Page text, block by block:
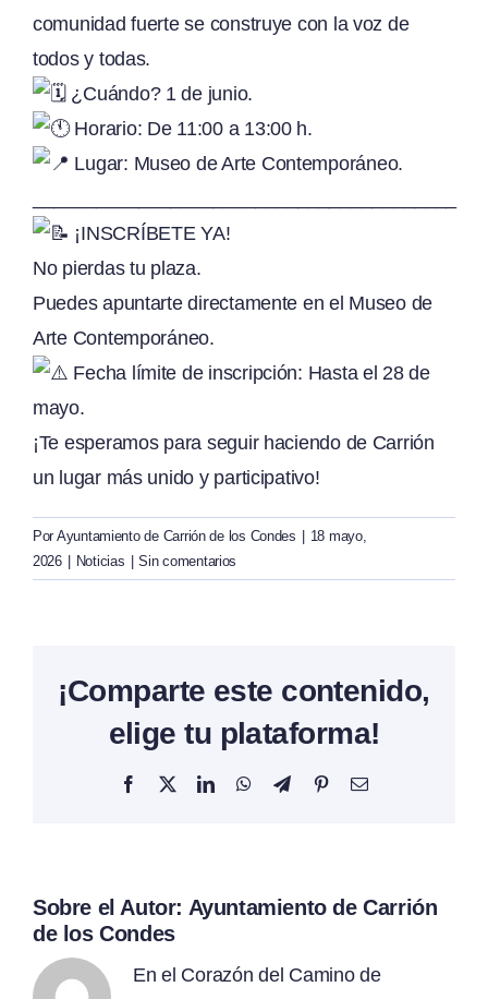
comunidad fuerte se construye con la voz de
todos y todas.
¿Cuándo? 1 de junio.
Horario: De 11:00 a 13:00 h.
Lugar: Museo de Arte Contemporáneo.
¡INSCRÍBETE YA!
No pierdas tu plaza.
Puedes apuntarte directamente en el Museo de
Arte Contemporáneo.
Fecha límite de inscripción: Hasta el 28 de
mayo.
¡Te esperamos para seguir haciendo de Carrión
un lugar más unido y participativo!
Por Ayuntamiento de Carrión de los Condes
18 mayo,
2026
Noticias Sin comentarios
¡Comparte este contenido,
elige tu plataforma!
Facebook
X LinkedInWhatsAppTelegramPinterestCorreo
Sobre el Autor: Ayuntamiento de Carrión
de los Condes
En el Corazón del Camino de